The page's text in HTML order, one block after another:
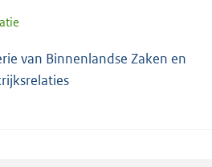
van Binnenlandse Zaken en